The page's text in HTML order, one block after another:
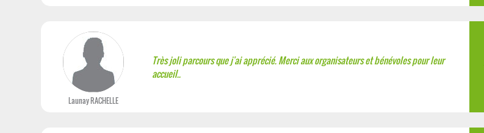
Launay RACHELLE
Très joli parcours que j'ai apprécié. Merci aux organisateurs et bénévoles pour leur
accueil..